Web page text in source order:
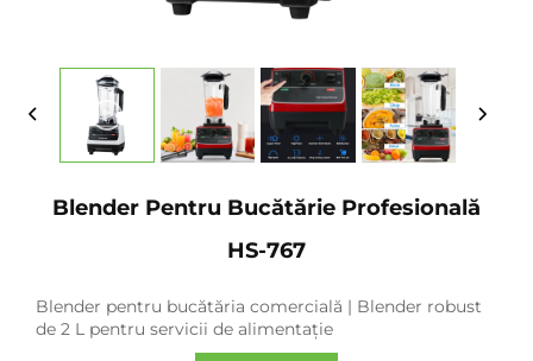
Blender Pentru Bucătărie Profesională
HS-767
Blender pentru bucătăria comercială | Blender robust
de 2 L pentru servicii de alimentație